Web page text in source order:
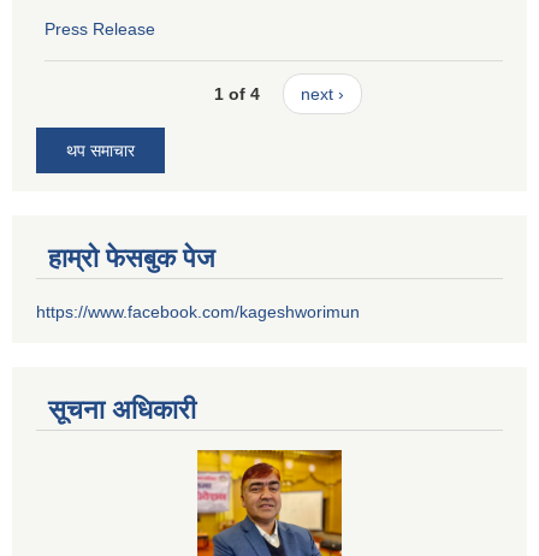
Press Release
1 of 4 next ›
थप समाचार
हाम्रो फेसबुक पेज
https://www.facebook.com/kageshworimun
सूचना अधिकारी